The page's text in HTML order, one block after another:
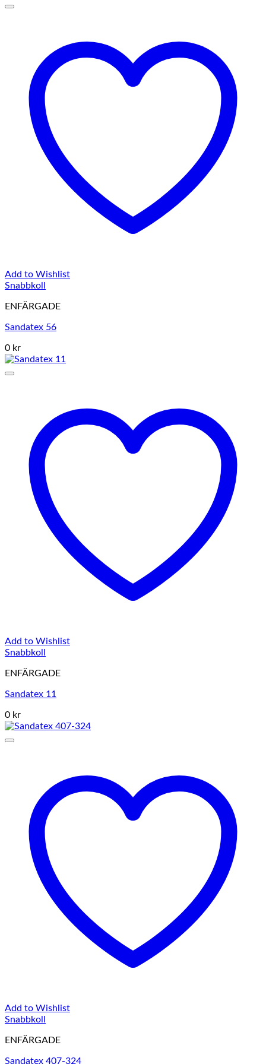
Add to Wishlist
Snabbkoll
ENFÄRGADE
Sandatex 56
0 kr
Add to Wishlist
Snabbkoll
ENFÄRGADE
Sandatex 11
0 kr
Add to Wishlist
Snabbkoll
ENFÄRGADE
Sandatex 407-324